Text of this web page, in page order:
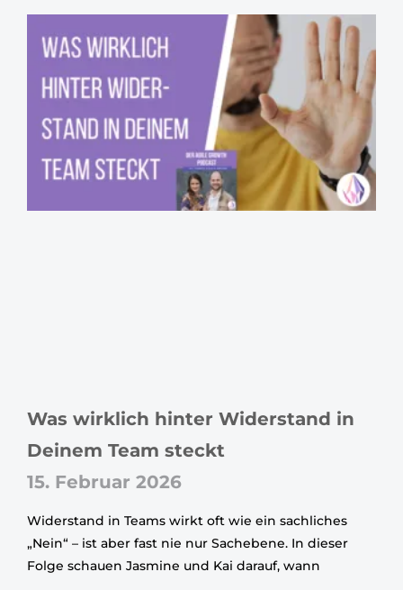
Was wirklich hinter Widerstand in
Deinem Team steckt
15. Februar 2026
Widerstand in Teams wirkt oft wie ein sachliches
„Nein“ – ist aber fast nie nur Sachebene. In dieser
Folge schauen Jasmine und Kai darauf, wann